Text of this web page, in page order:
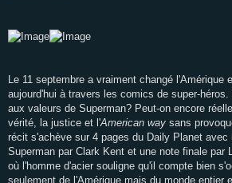
Le 11 septembre a vraiment changé l'Amérique
aujourd'hui à travers les comics de super-
aux valeurs de Superman? Peut-on encore
vérité, la justice et l'American way sans
récit s'achève sur 4 pages du Daily Planet avec
Superman par Clark Kent et une note finale par
où l'homme d'acier souligne qu'il compte bien
seulement de l'Amérique mais du monde entier